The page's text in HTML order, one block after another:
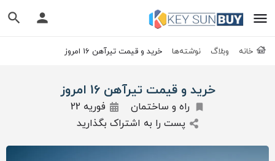
خانه وبلاگ نوشته‌ها خرید و قیمت تیرآهن 16 امروز
خرید و قیمت تیرآهن 16 امروز
راه و ساختمان
فوریه 22
پست را به اشتراک بگذارید